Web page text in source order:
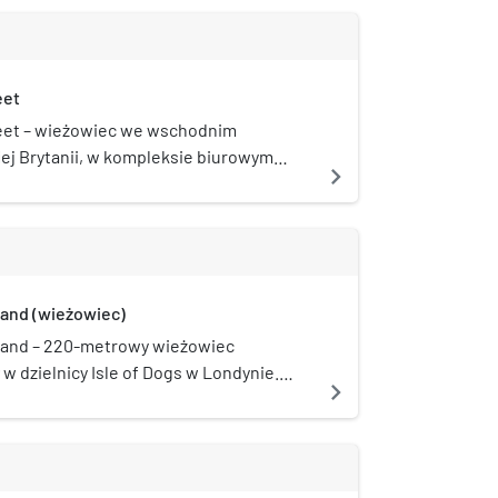
– wieżowiec we wschodnim
Brytanii, w kompleksie biurowym
151 metrów.
navigate_next
(wieżowiec)
– 220-metrowy wieżowiec
dzielnicy Isle of Dogs w Londynie.
Ukończony w maju 2021
navigate_next